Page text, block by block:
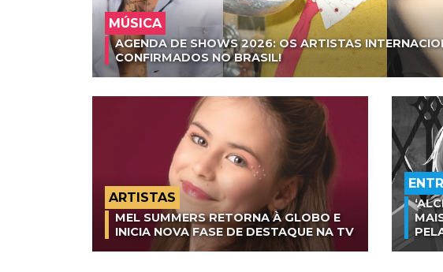
MÚSICA
AGENDA DE SHOWS 2026: OS ARTISTAS
CONFIRMADOS NO BRASIL!
ARTISTAS
MEL SUMMERS RETORNA À GLOBO E
INICIA NOVA FASE DE DESTAQUE NA TV